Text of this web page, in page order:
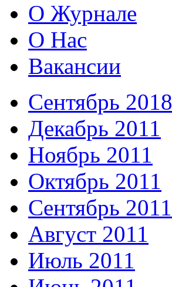
О Журнале
О Нас
Вакансии
Сентябрь 2018
Декабрь 2011
Ноябрь 2011
Октябрь 2011
Сентябрь 2011
Август 2011
Июль 2011